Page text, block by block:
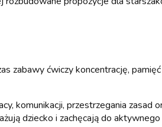
zabawy ćwiczy koncentrację,
komunikacji, przestrzegania zasad
dziecko i zachęcają do